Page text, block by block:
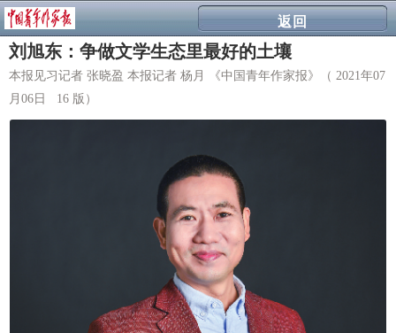
返回
刘旭东：争做文学生态里最好的土壤
本报见习记者 张晓盈 本报记者 杨月 《中国青年作家报》（ 2021年07
月06日 16 版）